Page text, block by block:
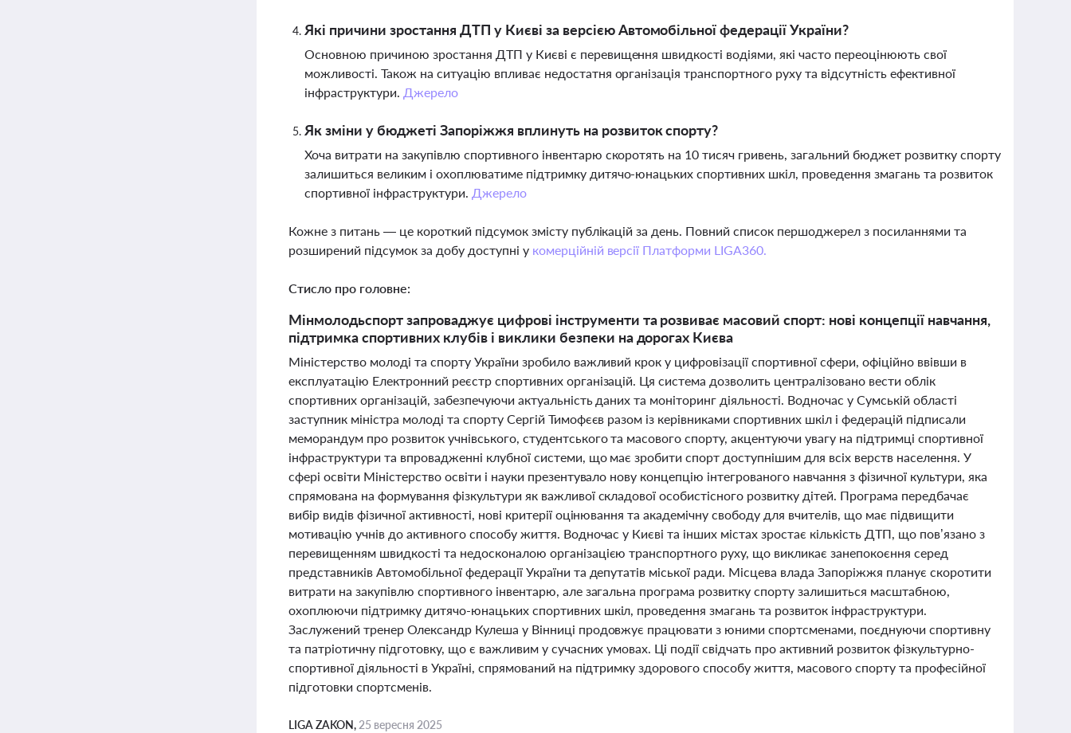
Які причини зростання ДТП у Києві за версією Автомобільної федерації України?
Основною причиною зростання ДТП у Києві є перевищення швидкості водіями, які часто переоцінюють свої
можливості. Також на ситуацію впливає недостатня організація транспортного руху та відсутність ефективної
інфраструктури. Джерело
Як зміни у бюджеті Запоріжжя вплинуть на розвиток спорту?
Хоча витрати на закупівлю спортивного інвентарю скоротять на 10 тисяч гривень, загальний бюджет розвитку спорту
залишиться великим і охоплюватиме підтримку дитячо-юнацьких спортивних шкіл, проведення змагань та розвиток
спортивної інфраструктури. Джерело
Кожне з питань — це короткий підсумок змісту публікацій за день. Повний список першоджерел з посиланнями та
розширений підсумок за добу доступні у комерційній версії Платформи LIGA360.
Стисло про головне:
Мінмолодьспорт запроваджує цифрові інструменти та розвиває масовий спорт: нові концепції навчання,
підтримка спортивних клубів і виклики безпеки на дорогах Києва
Міністерство молоді та спорту України зробило важливий крок у цифровізації спортивної сфери, офіційно ввівши в
експлуатацію Електронний реєстр спортивних організацій. Ця система дозволить централізовано вести облік
спортивних організацій, забезпечуючи актуальність даних та моніторинг діяльності. Водночас у Сумській області
заступник міністра молоді та спорту Сергій Тимофєєв разом із керівниками спортивних шкіл і федерацій підписали
меморандум про розвиток учнівського, студентського та масового спорту, акцентуючи увагу на підтримці спортивної
інфраструктури та впровадженні клубної системи, що має зробити спорт доступнішим для всіх верств населення. У
сфері освіти Міністерство освіти і науки презентувало нову концепцію інтегрованого навчання з фізичної культури, яка
спрямована на формування фізкультури як важливої складової особистісного розвитку дітей. Програма передбачає
вибір видів фізичної активності, нові критерії оцінювання та академічну свободу для вчителів, що має підвищити
мотивацію учнів до активного способу життя. Водночас у Києві та інших містах зростає кількість ДТП, що пов’язано з
перевищенням швидкості та недосконалою організацією транспортного руху, що викликає занепокоєння серед
представників Автомобільної федерації України та депутатів міської ради. Місцева влада Запоріжжя планує скоротити
витрати на закупівлю спортивного інвентарю, але загальна програма розвитку спорту залишиться масштабною,
охоплюючи підтримку дитячо-юнацьких спортивних шкіл, проведення змагань та розвиток інфраструктури.
Заслужений тренер Олександр Кулеша у Вінниці продовжує працювати з юними спортсменами, поєднуючи спортивну
та патріотичну підготовку, що є важливим у сучасних умовах. Ці події свідчать про активний розвиток фізкультурно-
спортивної діяльності в Україні, спрямований на підтримку здорового способу життя, масового спорту та професійної
підготовки спортсменів.
LIGA ZAKON, 25 вересня 2025